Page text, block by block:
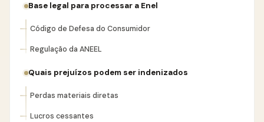
Base legal para processar a Enel
Código de Defesa do Consumidor
Regulação da ANEEL
Quais prejuízos podem ser indenizados
Perdas materiais diretas
Lucros cessantes